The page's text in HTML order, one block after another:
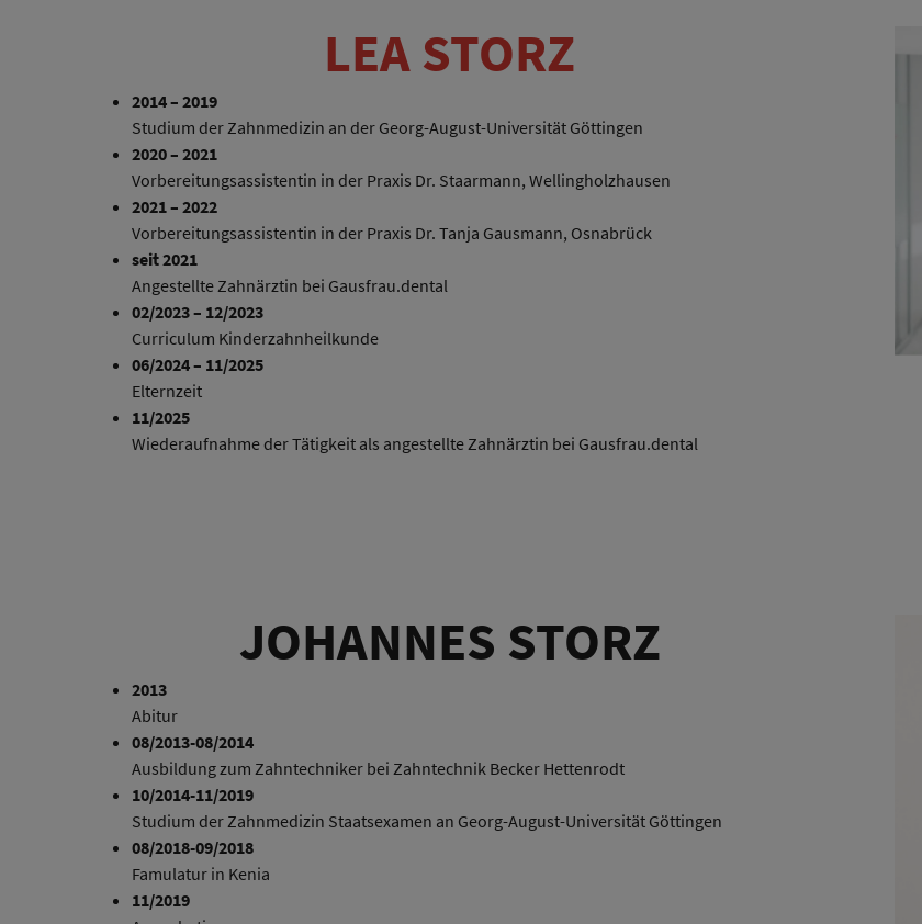
LEA STORZ
2014 – 2019
Studium der Zahnmedizin an der Georg-August-Universität Göttingen
2020 – 2021
Vorbereitungsassistentin in der Praxis Dr. Staarmann, Wellingholzhausen
2021 – 2022
Vorbereitungsassistentin in der Praxis Dr. Tanja Gausmann, Osnabrück
seit 2021
Angestellte Zahnärztin bei Gausfrau.dental
02/2023 – 12/2023
Curriculum Kinderzahnheilkunde
06/2024 – 11/2025
Elternzeit
11/2025
Wiederaufnahme der Tätigkeit als angestellte Zahnärztin bei Gausfrau.dental
JOHANNES STORZ
2013
Abitur
08/2013-08/2014
Ausbildung zum Zahntechniker bei Zahntechnik Becker Hettenrodt
10/2014-11/2019
Studium der Zahnmedizin Staatsexamen an Georg-August-Universität Göttingen
08/2018-09/2018
Famulatur in Kenia
11/2019